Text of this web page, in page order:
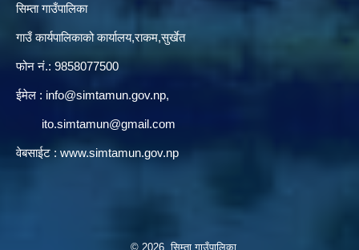
सिम्ता गाउँपालिका
गाउँ कार्यपालिकाको कार्यालय,राकम,सुर्खेत
फोन नं.: 9858077500
ईमेल‌ : info@simtamun.gov.np,
ito.simtamun@gmail.com
वेबसाईट : www.simtamun.gov.np
© 2026 सिम्ता गाउँपालिका